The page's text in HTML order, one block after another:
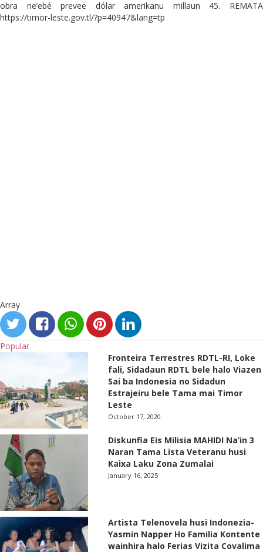
obra ne’ebé prevee dólar amerikanu millaun 45. REMATA
https://timor-leste.gov.tl/?p=40947&lang=tp
Array
Popular
Fronteira Terrestres RDTL-RI, Loke
fali, Sidadaun RDTL bele halo Viazen
Sai ba Indonesia no Sidadun
Estrajeiru bele Tama mai Timor
Leste
October 17, 2020
Diskunfia Eis Milisia MAHIDI Na’in 3
Naran Tama Lista Veteranu husi
Kaixa Laku Zona Zumalai
January 16, 2025
Artista Telenovela husi Indonezia-
Yasmin Napper Ho Familia Kontente
wainhira halo Ferias Vizita Covalima